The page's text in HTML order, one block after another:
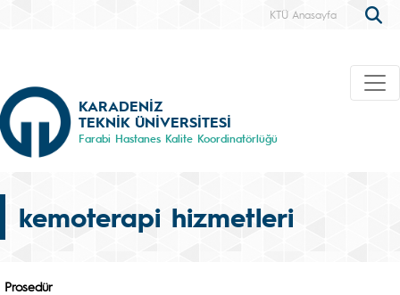
KTÜ Anasayfa
KARADENİZ
TEKNİK ÜNİVERSİTESİ
Farabi Hastanes Kalite Koordinatörlüğü
kemoterapi hizmetleri
Prosedür